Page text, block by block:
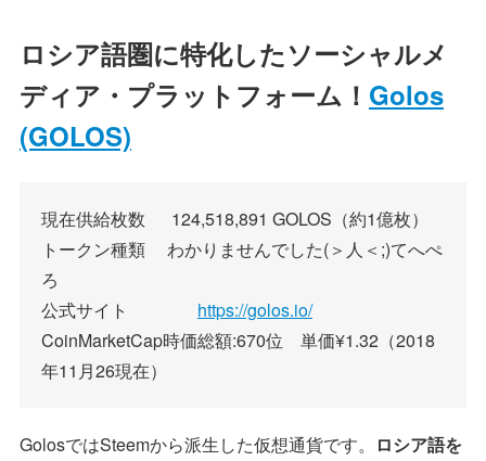
ロシア語圏に特化したソーシャルメ
ディア・プラットフォーム！ Golos
(GOLOS)
現在供給枚数 124,518,891 GOLOS（約1億枚）
トークン種類 わかりませんでした(＞人＜;)てへぺ
ろ
公式サイト https://golos.io/
CoinMarketCap時価総額:670位 単価¥1.32（2018
年11月26現在）
GolosではSteemから派生した仮想通貨です。
ロシア語を